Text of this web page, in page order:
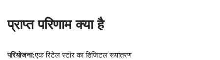
प्राप्त परिणाम क्या है
परियोजना:एक रिटेल स्टोर का डिजिटल रूपांतरण